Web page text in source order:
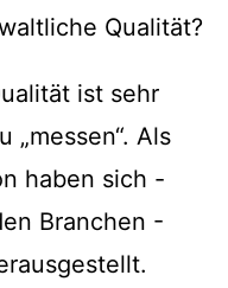
Qualität?
ist sehr
„messen“. Als
haben sich -
Branchen -